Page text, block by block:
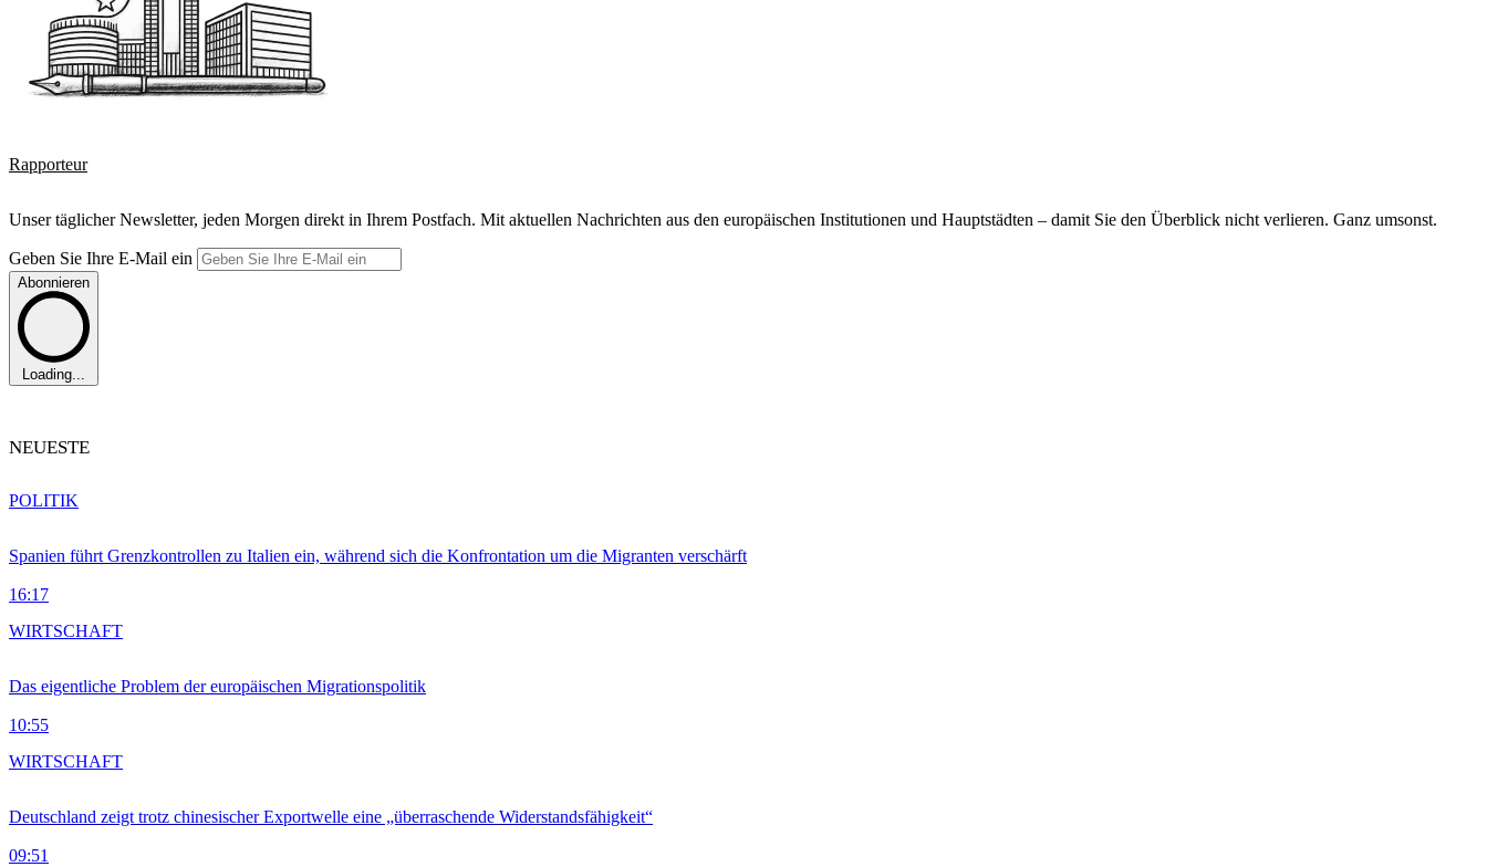
Rapporteur
Unser täglicher Newsletter, jeden Morgen direkt in Ihrem Postfach. Mit aktuellen Nachrichten aus den europäischen Institutionen und Hauptstädten – damit Sie den Überblick nicht verlieren. Ganz umsonst.
Geben Sie Ihre E-Mail ein
Abonnieren
Loading...
NEUESTE
Spanien führt Grenzkontrollen zu Italien ein, während sich die Konfrontation um die Migranten verschärft
16:17
POLITIK
Das eigentliche Problem der europäischen Migrationspolitik
10:55
WIRTSCHAFT
Deutschland zeigt trotz chinesischer Exportwelle eine „überraschende Widerstandsfähigkeit“
09:51
WIRTSCHAFT